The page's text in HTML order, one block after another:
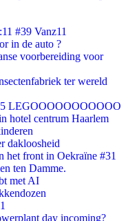
#39 Vanz11
in de auto ?
voorbereiding voor
ter wereld
LEGOOOOOOOOOOO
hotel centrum Haarlem
dakloosheid
het front in Oekraïne #31
ten Damme.
met AI
day incoming?